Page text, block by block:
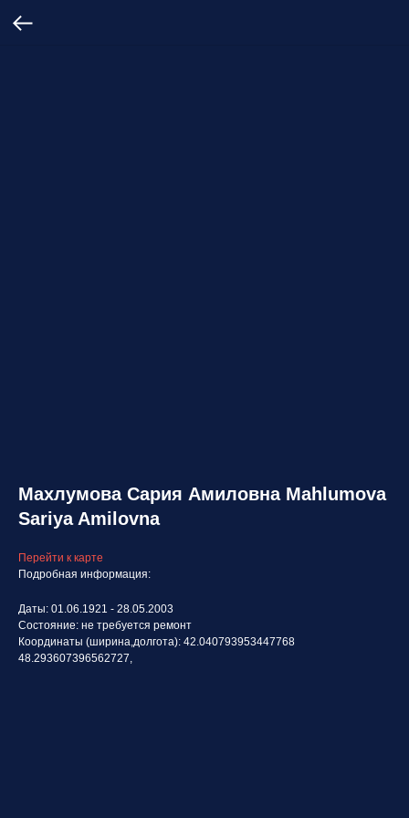
Махлумова Сария Амиловна Mahlumova
Sariya Amilovna
Перейти к карте
Подробная информация:
Даты: 01.06.1921 - 28.05.2003
Состояние: не требуется ремонт
Координаты (ширина,долгота): 42.040793953447768
48.293607396562727,